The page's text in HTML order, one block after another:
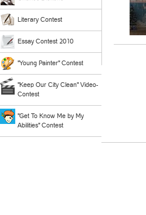
Literary Contest
Essay Contest 2010
"Young Painter" Contest
"Keep Our City Clean" Video-
Contest
"Get To Know Me by My
Abilities" Contest